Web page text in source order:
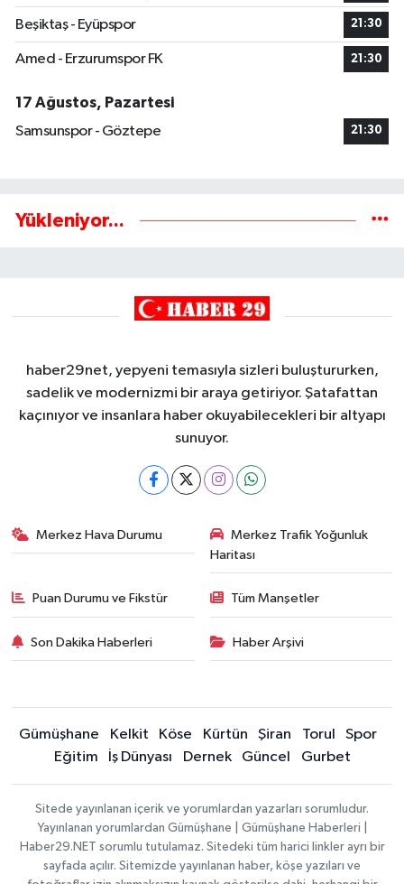
Beşiktaş - Eyüpspor 21:30
Amed - Erzurumspor FK 21:30
17 Ağustos, Pazartesi
Samsunspor - Göztepe
21:30
Yükleniyor...
haber29net, yepyeni temasıyla sizleri buluştururken,
sadelik ve modernizmi bir araya getiriyor. Şatafattan
kaçınıyor ve insanlara haber okuyabilecekleri bir altyapı
sunuyor.
Merkez Hava Durumu
Merkez Trafik Yoğunluk
Haritası
Puan Durumu ve Fikstür Tüm Manşetler
Son Dakika Haberleri Haber Arşivi
Gümüşhane Kelkit Köse Kürtün Şiran Torul
Spor
Eğitim
İş Dünyası Dernek Güncel Gurbet
Sitede yayınlanan içerik ve yorumlardan yazarları sorumludur.
Yayınlanan yorumlardan Gümüşhane | Gümüşhane Haberleri |
Haber29.NET sorumlu tutulamaz. Sitedeki tüm harici linkler ayrı bir
sayfada açılır. Sitemizde yayınlanan haber, köşe yazıları ve